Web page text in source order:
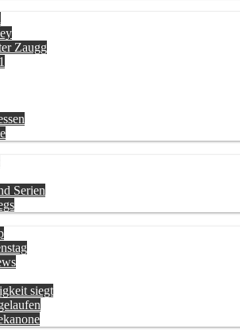
Zaugg
Serien
siegt